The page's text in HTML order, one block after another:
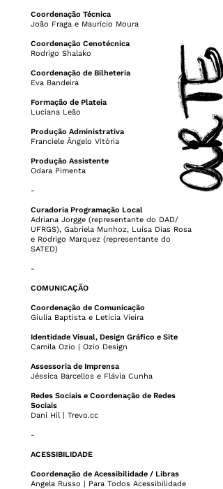
Coordenação Técnica
João Fraga e Maurício Moura
Coordenação Cenotécnica
Rodrigo Shalako
Coordenação de Bilheteria
Eva Bandeira
Formação de Plateia
Luciana Leão
Produção Administrativa
Franciele Ângelo Vitória
Produção Assistente
Odara Pimenta
-
Curadoria Programação Local
Adriana Jorgge (representante do DAD/
UFRGS), Gabriela Munhoz, Luísa Dias Rosa
e Rodrigo Marquez (representante do
SATED)
-
COMUNICAÇÃO
Coordenação de Comunicação
Giulia Baptista e Letícia Vieira
Identidade Visual, Design Gráfico e Site
Camila Ozio | Ozio Design
Assessoria de Imprensa
Jéssica Barcellos e Flávia Cunha
Redes Sociais e Coordenação de Redes
Sociais
Dani Hil | Trevo.cc
-
ACESSIBILIDADE
Coordenação de Acessibilidade / Libras
Angela Russo | Para Todos Acessibilidade